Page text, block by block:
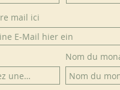
mail ici
Nom du